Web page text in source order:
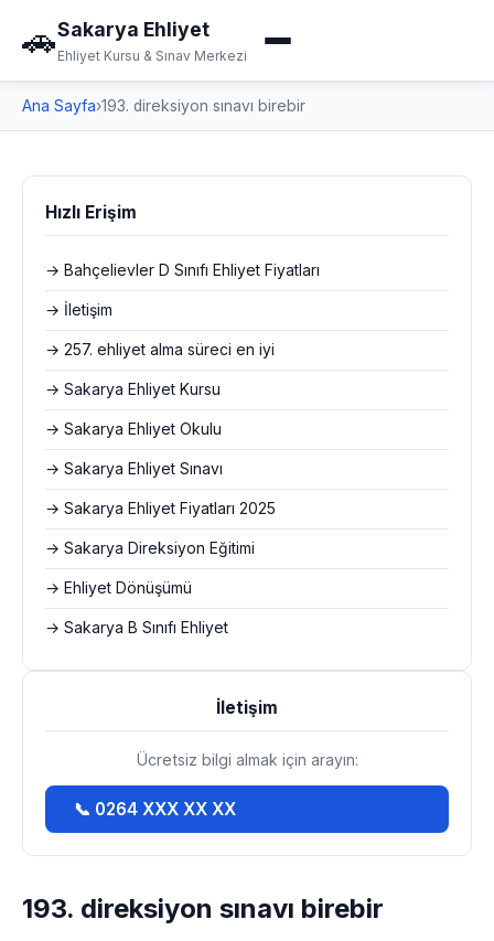
🚗Sakarya Ehliyet
Ehliyet Kursu & Sınav Merkezi
Ana Sayfa›193. direksiyon sınavı birebir
193. direksiyon sınavı birebir
Hızlı Erişim
→ Bahçelievler D Sınıfı Ehliyet Fiyatları
→ İletişim
→ 257. ehliyet alma süreci en iyi
→ Sakarya Ehliyet Kursu
→ Sakarya Ehliyet Okulu
→ Sakarya Ehliyet Sınavı
→ Sakarya Ehliyet Fiyatları 2025
→ Sakarya Direksiyon Eğitimi
→ Ehliyet Dönüşümü
→ Sakarya B Sınıfı Ehliyet
İletişim
Ücretsiz bilgi almak için arayın:
📞 0264 XXX XX XX